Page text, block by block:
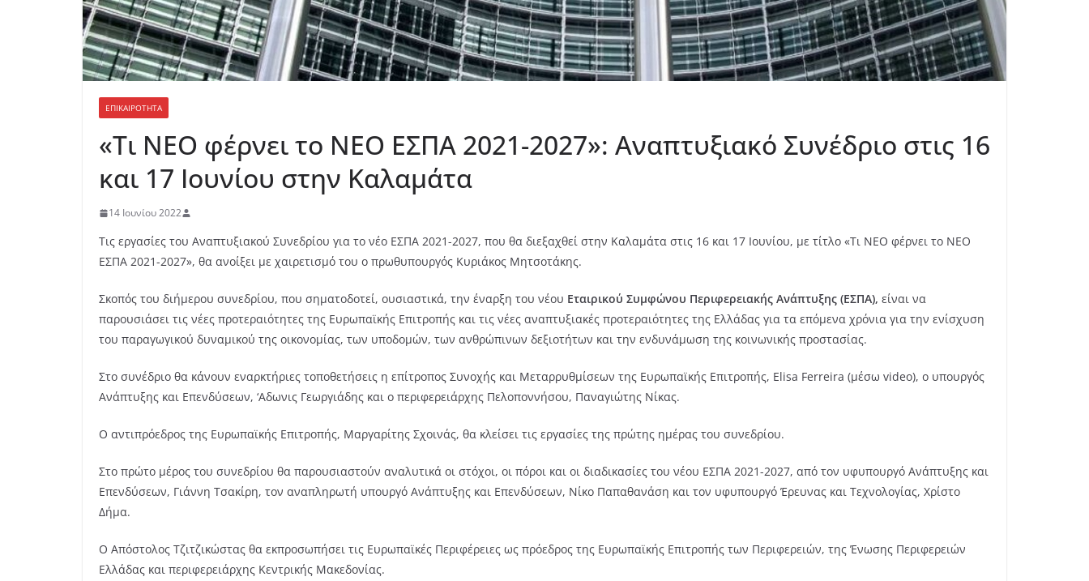
ΕΠΙΚΑΙΡΟΤΗΤΑ
«Τι ΝΕΟ φέρνει το ΝΕΟ ΕΣΠΑ 2021-2027»: Αναπτυξιακό Συνέδριο στις 16
και 17 Ιουνίου στην Καλαμάτα
14 Ιουνίου 2022
Τις εργασίες του Αναπτυξιακού Συνεδρίου για το νέο ΕΣΠΑ 2021-2027, που θα διεξαχθεί στην Καλαμάτα στις 16 και 17 Ιουνίου, με τίτλο «Τι ΝΕΟ φέρνει το ΝΕΟ
ΕΣΠΑ 2021-2027», θα ανοίξει με χαιρετισμό του ο πρωθυπουργός Κυριάκος Μητσοτάκης.
Σκοπός του διήμερου συνεδρίου, που σηματοδοτεί, ουσιαστικά, την έναρξη του νέου Εταιρικού Συμφώνου Περιφερειακής Ανάπτυξης (ΕΣΠΑ), είναι να
παρουσιάσει τις νέες προτεραιότητες της Ευρωπαϊκής Επιτροπής και τις νέες αναπτυξιακές προτεραιότητες της Ελλάδας για τα επόμενα χρόνια για την ενίσχυση
του παραγωγικού δυναμικού της οικονομίας, των υποδομών, των ανθρώπινων δεξιοτήτων και την ενδυνάμωση της κοινωνικής προστασίας.
Στο συνέδριο θα κάνουν εναρκτήριες τοποθετήσεις η επίτροπος Συνοχής και Μεταρρυθμίσεων της Ευρωπαϊκής Επιτροπής, Elisa Ferreira (μέσω video), ο υπουργός
Ανάπτυξης και Επενδύσεων, ‘Αδωνις Γεωργιάδης και ο περιφερειάρχης Πελοποννήσου, Παναγιώτης Νίκας.
Ο αντιπρόεδρος της Ευρωπαϊκής Επιτροπής, Μαργαρίτης Σχοινάς, θα κλείσει τις εργασίες της πρώτης ημέρας του συνεδρίου.
Στο πρώτο μέρος του συνεδρίου θα παρουσιαστούν αναλυτικά οι στόχοι, οι πόροι και οι διαδικασίες του νέου ΕΣΠΑ 2021-2027, από τον υφυπουργό Ανάπτυξης και
Επενδύσεων, Γιάννη Τσακίρη, τον αναπληρωτή υπουργό Ανάπτυξης και Επενδύσεων, Νίκο Παπαθανάση και τον υφυπουργό Έρευνας και Τεχνολογίας, Χρίστο
Δήμα.
Ο Απόστολος Τζιτζικώστας θα εκπροσωπήσει τις Ευρωπαϊκές Περιφέρειες ως πρόεδρος της Ευρωπαϊκής Επιτροπής των Περιφερειών, της Ένωσης Περιφερειών
Ελλάδας και περιφερειάρχης Κεντρικής Μακεδονίας.